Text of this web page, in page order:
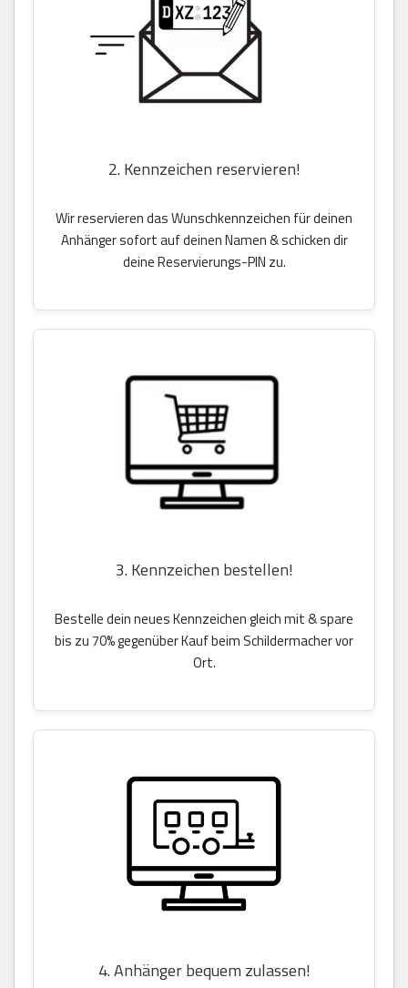
2. Kennzeichen reservieren!
Wir reservieren das Wunschkennzeichen für deinen
Anhänger sofort auf deinen Namen & schicken dir
deine Reservierungs-PIN zu.
3. Kennzeichen bestellen!
Bestelle dein neues Kennzeichen gleich mit & spare
bis zu 70% gegenüber Kauf beim Schildermacher vor
Ort.
4. Anhänger bequem zulassen!